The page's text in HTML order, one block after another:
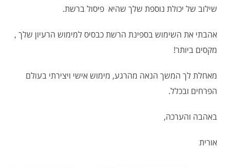
שילוב של יכולת נוספת שלך שהיא פיסול ברשת.
אהבתי את השימוש בספינת הרשת כבסיס למימוש הרעיון שלך ,
מקסים ביותר!
מאחלת לך המשך הנאה מהרגע, מימוש אישי ויצירתי בעולם
הפרחים ובכלל.
באהבה והערכה,
אורית